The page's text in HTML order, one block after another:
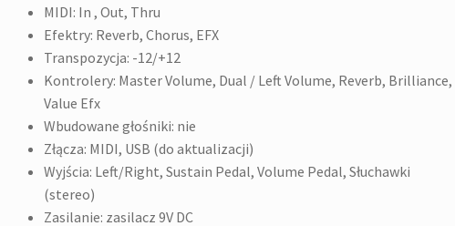
MIDI: In , Out, Thru
Efektry: Reverb, Chorus, EFX
Transpozycja: -12/+12
Kontrolery: Master Volume, Dual / Left Volume, Reverb, Brilliance,
Value Efx
Wbudowane głośniki: nie
Złącza: MIDI, USB (do aktualizacji)
Wyjścia: Left/Right, Sustain Pedal, Volume Pedal, Słuchawki
(stereo)
Zasilanie: zasilacz 9V DC